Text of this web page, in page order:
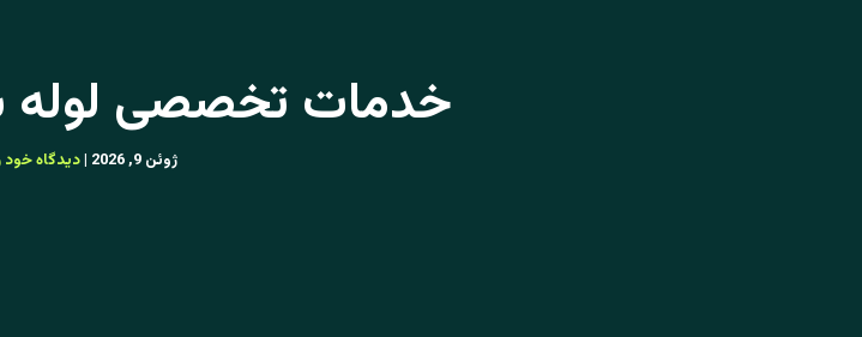
خدمات تخصصی لوله
ژوئن 9, 2026 |دیدگاه‌ خود